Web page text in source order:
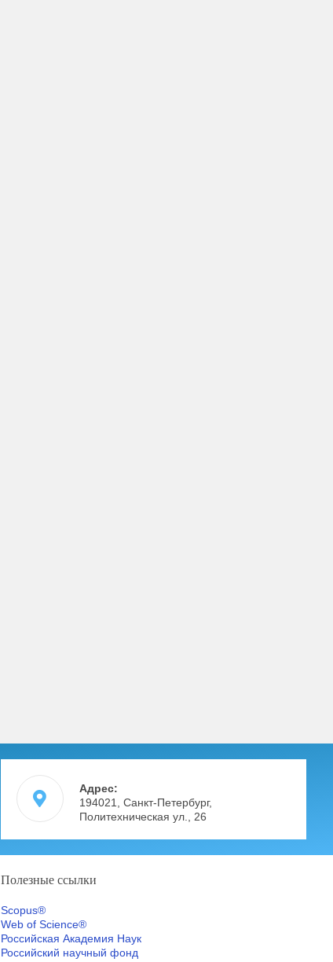
Адрес:
194021, Санкт-Петербург,
Политехническая ул., 26
Полезные ссылки
Scopus®
Web of Science®
Российская Академия Наук
Российский научный фонд